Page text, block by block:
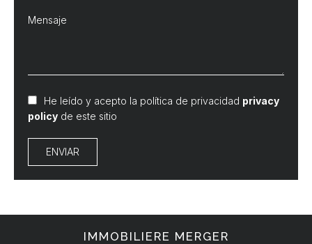
He leído y acepto la política de privacidad privacy
policy de este sitio
ENVIAR
IMMOBILIERE MERGER